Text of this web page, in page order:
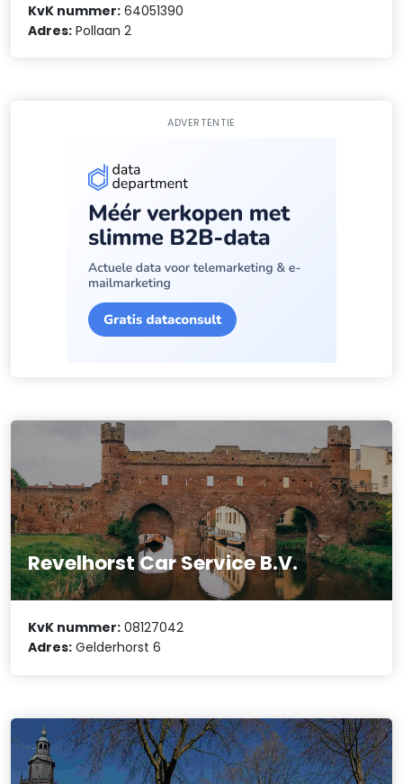
KvK nummer: 64051390
Adres: Pollaan 2
ADVERTENTIE
Revelhorst Car Service B.V.
KvK nummer: 08127042
Adres: Gelderhorst 6